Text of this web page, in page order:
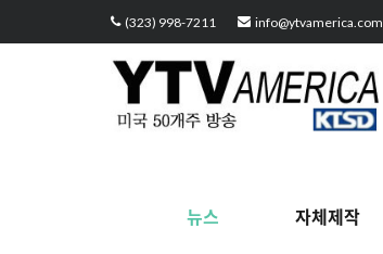
(323) 998-7211 info@ytvamerica.com
뉴스 자체제작